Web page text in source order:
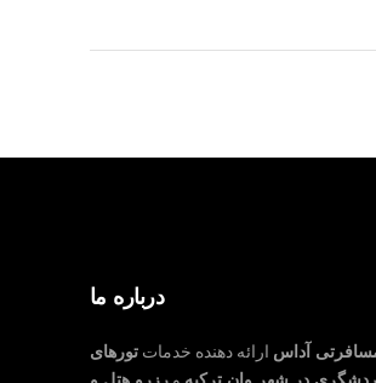
درباره ما
آداس ارائه دهنده خدماتتورهای